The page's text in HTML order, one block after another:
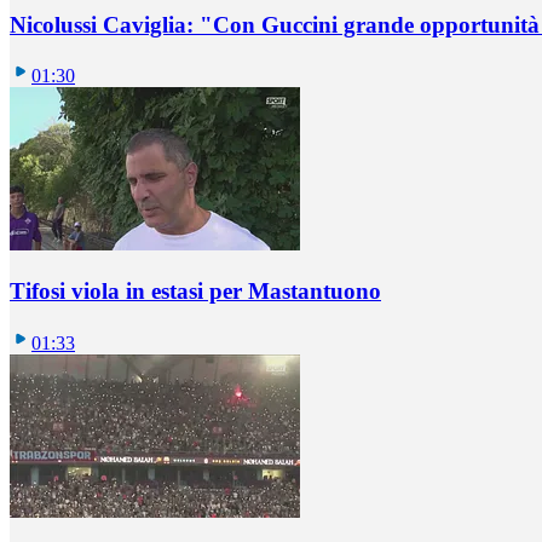
Nicolussi Caviglia: "Con Guccini grande
01:30
Tifosi viola in estasi per Mastantuono
01:33